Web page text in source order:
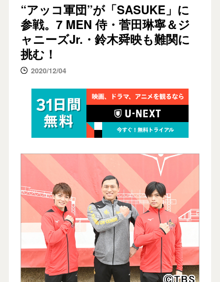
“アッコ軍団”が「SASUKE」に
参戦。7 MEN 侍・菅田琳寧＆ジ
ャニーズJr.・鈴木舜映も難関に
挑む！
2020/12/04